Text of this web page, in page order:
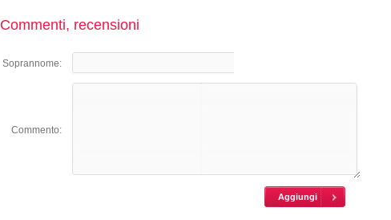
Commenti, recensioni
Soprannome:
Commento: